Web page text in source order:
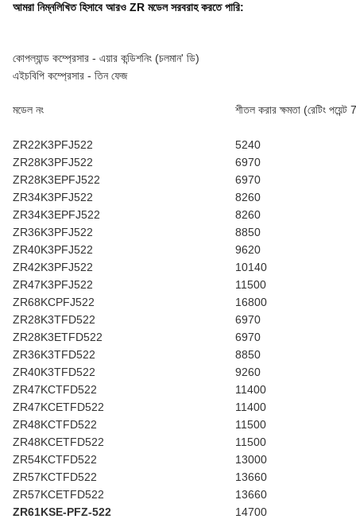
আমরা নিম্নলিখিত হিসাবে আরও ZR মডেল সরবরাহ করতে পারি:
কোপল্যান্ড কম্প্রেসার - এয়ার কন্ডিশনিং (চলমান' ডি)
এইচবিপি কম্প্রেসার - তিন ফেজ
মডেল নং শীতল করার ক্ষমতা (রেটিং পয়েন্ট
ZR22K3PFJ522
5240
ZR28K3PFJ522
6970
ZR28K3EPFJ522
6970
ZR34K3PFJ522
8260
ZR34K3EPFJ522
8260
ZR36K3PFJ522
8850
ZR40K3PFJ522
9620
ZR42K3PFJ522
10140
ZR47K3PFJ522
11500
ZR68KCPFJ522
16800
ZR28K3TFD522
6970
ZR28K3ETFD522
6970
ZR36K3TFD522
8850
ZR40K3TFD522
9260
ZR47KCTFD522
11400
ZR47KCETFD522
11400
ZR48KCTFD522
11500
ZR48KCETFD522
11500
ZR54KCTFD522
13000
ZR57KCTFD522
13660
ZR57KCETFD522
13660
ZR61KSE-PFZ-522
14700